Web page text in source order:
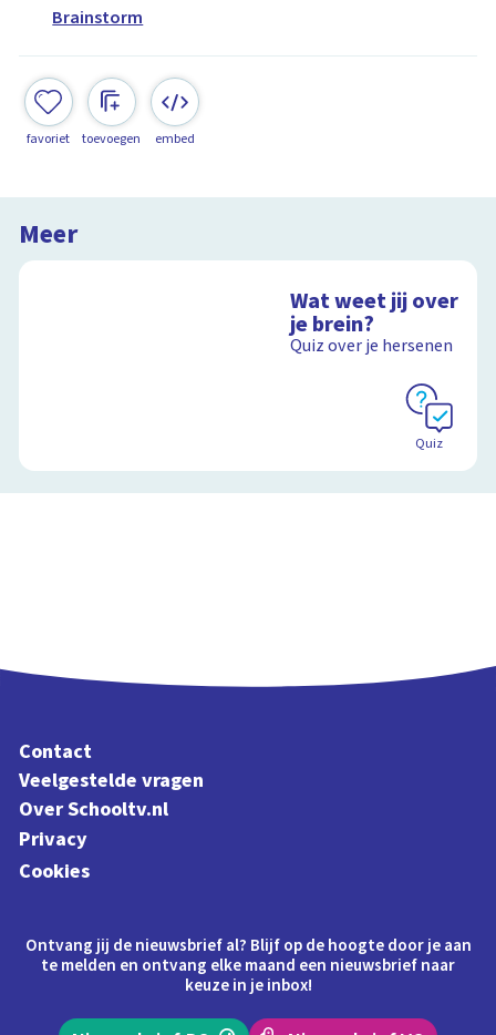
Brainstorm
favoriet toevoegen embed
Meer
Wat weet jij over
je brein?
Quiz over je hersenen
Quiz
Contact
Veelgestelde vragen
Over Schooltv.nl
Privacy
Cookies
Ontvang jij de nieuwsbrief al? Blijf op de hoogte door je aan
te melden en ontvang elke maand een nieuwsbrief naar
keuze in je inbox!